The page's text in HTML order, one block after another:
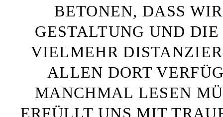
BETONEN, DASS
GESTALTUNG UND
VIELMEHR
ALLEN DORT
MANCHMAL LESEN
ERFÜLLT UNS MIT